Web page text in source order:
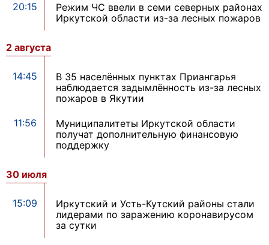
20:15
Режим ЧС ввели в семи северных районах
Иркутской области из-за лесных пожаров
2 августа
14:45
В 35 населённых пунктах Приангарья
наблюдается задымлённость из-за лесных
пожаров в Якутии
11:56
Муниципалитеты Иркутской области
получат дополнительную финансовую
поддержку
30 июля
15:09
Иркутский и Усть-Кутский районы стали
лидерами по заражению коронавирусом
за сутки